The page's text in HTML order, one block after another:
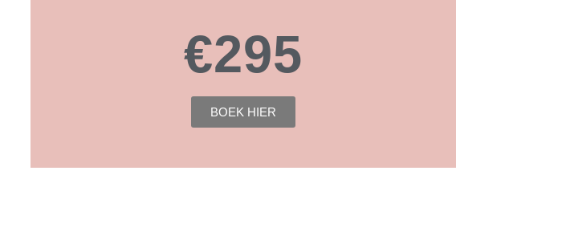
€295
BOEK HIER